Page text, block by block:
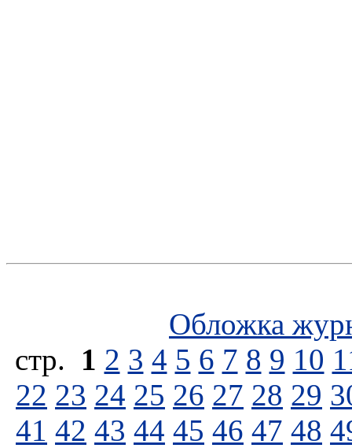
Обложка
стp. 1 2 3 4 5 6 7 8 9 10
22 23 24 25 26 27 28 29
41 42 43 44 45 46 47 48